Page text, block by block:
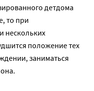
детдома
то при
нескольких
положение тех
заниматься